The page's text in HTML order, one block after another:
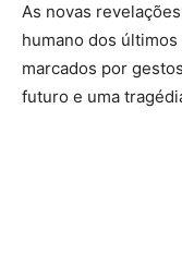
As novas
humano dos
marcados por
futuro e uma